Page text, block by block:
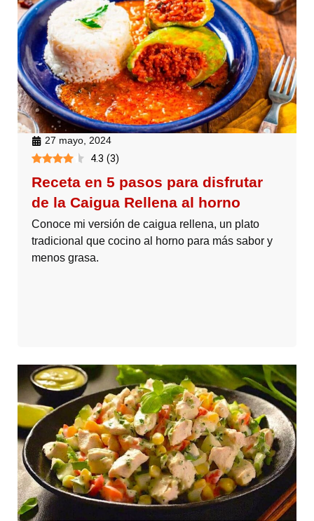
27 mayo, 2024
4.3 (3)
Receta en 5 pasos para disfrutar
de la Caigua Rellena al horno
Conoce mi versión de caigua rellena, un plato
tradicional que cocino al horno para más sabor y
menos grasa.